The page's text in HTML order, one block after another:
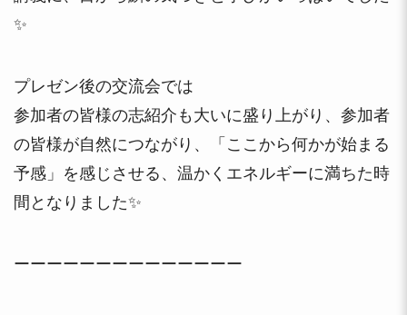
✨
プレゼン後の交流会では
参加者の皆様の志紹介も大いに盛り上がり、参加者
の皆様が自然につながり、「ここから何かが始まる
予感」を感じさせる、温かくエネルギーに満ちた時
間となりました✨
ーーーーーーーーーーーーーー